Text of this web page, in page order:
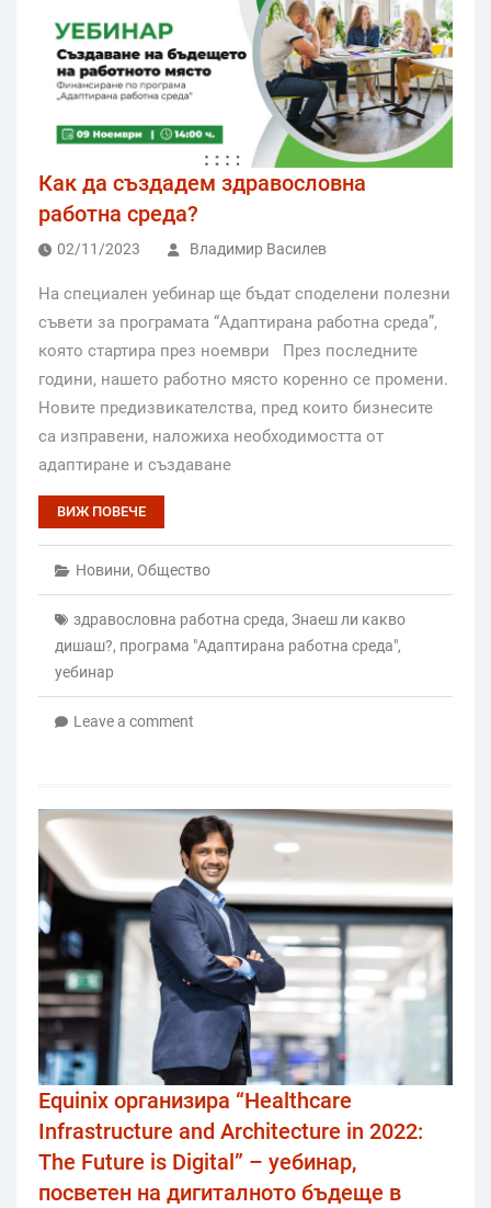
Как да създадем здравословна
работна среда?
02/11/2023 Владимир Василев
На специален уебинар ще бъдат споделени полезни
съвети за програмата “Адаптирана работна среда”,
която стартира през ноември През последните
години, нашето работно място коренно се промени.
Новите предизвикателства, пред които бизнесите
са изправени, наложиха необходимостта от
адаптиране и създаване
ВИЖ ПОВЕЧЕ
Новини, Общество
здравословна работна среда, Знаеш ли какво
дишаш?, програма "Адаптирана работна среда",
уебинар
Leave a comment
Equinix организира “Healthcare
Infrastructure and Architecture in 2022:
The Future is Digital” – уебинар,
посветен на дигиталното бъдеще в